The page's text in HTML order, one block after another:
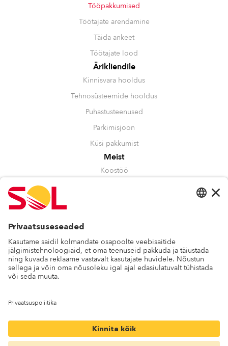
+372 6771 551
Tööpakkumised
Töötajate arendamine
Täida ankeet
Töötajate lood
Ärikliendile
Kinnisvara hooldus
Tehnosüsteemide hooldus
Puhastusteenused
Parkimisjoon
Küsi pakkumist
Meist
Koostöö
Kontakt
Blogi